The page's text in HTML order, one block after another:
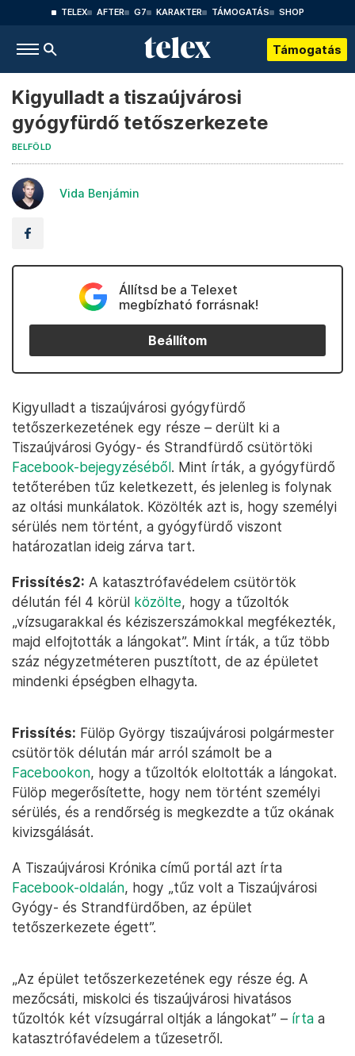
TELEX AFTER G7 KARAKTER TÁMOGATÁS SHOP
Támogatás
Kigyulladt a tiszaújvárosi
gyógyfürdő tetőszerkezete
BELFÖLD
Vida Benjámin
Állítsd be a Telexet
megbízható forrásnak!
Beállítom
Kigyulladt a tiszaújvárosi gyógyfürdő
tetőszerkezetének egy része – derült ki a
Tiszaújvárosi Gyógy- és Strandfürdő csütörtöki
Facebook-bejegyzéséből. Mint írták, a gyógyfürdő
tetőterében tűz keletkezett, és jelenleg is folynak
az oltási munkálatok. Közölték azt is, hogy személyi
sérülés nem történt, a gyógyfürdő viszont
határozatlan ideig zárva tart.
Frissítés2: A katasztrófavédelem csütörtök
délután fél 4 körül közölte, hogy a tűzoltók
„vízsugarakkal és kéziszerszámokkal megfékezték,
majd elfojtották a lángokat”. Mint írták, a tűz több
száz négyzetméteren pusztított, de az épületet
mindenki épségben elhagyta.
Frissítés: Fülöp György tiszaújvárosi polgármester
csütörtök délután már arról számolt be a
Facebookon, hogy a tűzoltók eloltották a lángokat.
Fülöp megerősítette, hogy nem történt személyi
sérülés, és a rendőrség is megkezdte a tűz okának
kivizsgálását.
A Tiszaújvárosi Krónika című portál azt írta
Facebook-oldalán, hogy „tűz volt a Tiszaújvárosi
Gyógy- és Strandfürdőben, az épület
tetőszerkezete égett”.
„Az épület tetőszerkezetének egy része ég. A
mezőcsáti, miskolci és tiszaújvárosi hivatásos
tűzoltók két vízsugárral oltják a lángokat” – írta a
katasztrófavédelem a tűzesetről.